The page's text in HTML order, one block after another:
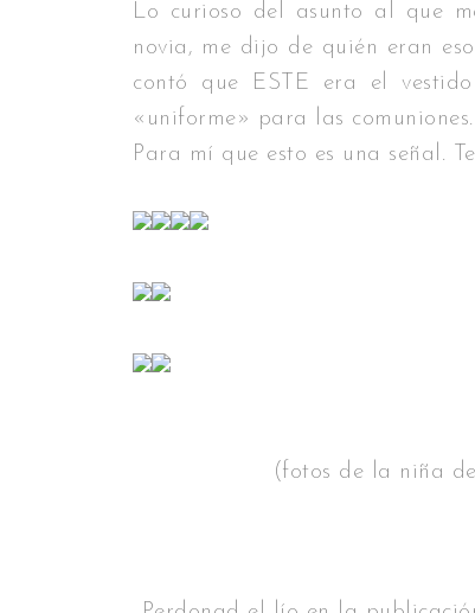
Lo curioso del asunto al que
novia, me dijo de quién eran
contó que ESTE era el
«uniforme» para las comuniones.
Para mí que esto es una señal.
(fotos de la niña